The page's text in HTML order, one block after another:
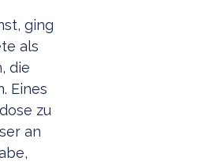
ging
als
die
Eines
zu
an